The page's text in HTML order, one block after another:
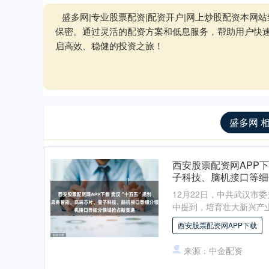
盛多网|专业股票配资|配资开户|网上炒股配资本网
保密。通过灵活的配资方案和低息服务，帮助用户
启高效、稳健的投资之旅！
盛多网
西安股票配资网APP
子科技、脑机接口等
12月22日，中共武汉市
中提到，培育壮大新兴产
西安股票配资网APP下载
来源：中金配资